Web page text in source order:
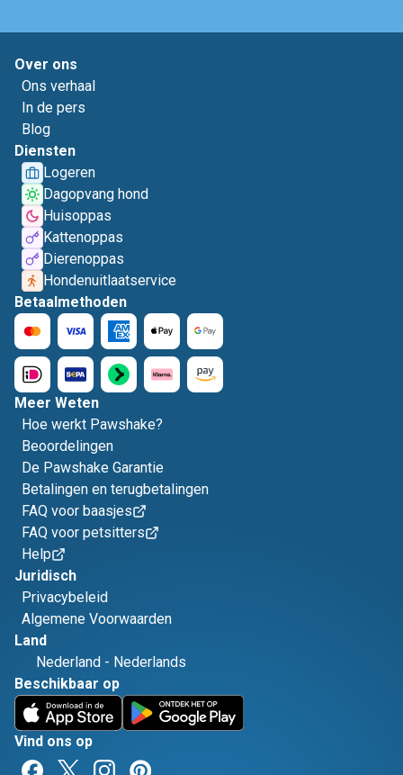
Over ons
Ons verhaal
In de pers
Blog
Diensten
Logeren
Dagopvang hond
Huisoppas
Kattenoppas
Dierenoppas
Hondenuitlaatservice
Betaalmethoden
Meer Weten
Hoe werkt Pawshake?
Beoordelingen
De Pawshake Garantie
Betalingen en terugbetalingen
FAQ voor baasjes
FAQ voor petsitters
Help
Juridisch
Privacybeleid
Algemene Voorwaarden
Land
Nederland - Nederlands
Beschikbaar op
Vind ons op